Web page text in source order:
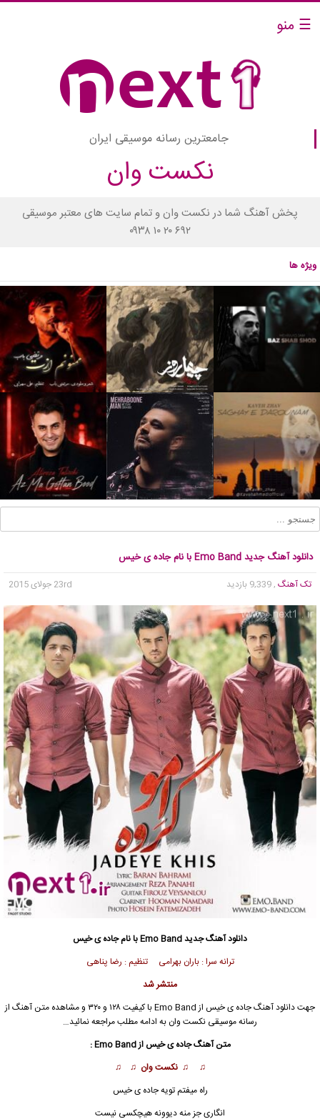
☰ منو
جامعترین رسانه موسیقی ایران
نکست وان
پخش آهنگ شما در نکست وان و تمام سایت های معتبر موسیقی
۰۹۳۸ ۱۰ ۲۰ ۶۹۲
ویژه ها
دانلود آهنگ جدید Emo Band با نام جاده ی خیس
تک آهنگ , 9,339 بازدید 23rd جولای 2015
دانلود آهنگ جدید
ترانه سرا : باران بهرامی تنظیم : رضا پناهی
منتشر شد
جهت دانلود آهنگ جاده ی خیس از Emo Band
با کیفیت ۱۲۸ و ۳۲۰ و مشاهده متن آهنگ از
رسانه موسیقی نکست وان به ادامه مطلب مراجعه نمائید…
متن آهنگ جاده ی خیس از Emo Band :
♫ ♫ نکست وان ♫ ♫
راه میفتم تویه جاده ی خیس
انگاری جز منه دیوونه هیچکسی نیست